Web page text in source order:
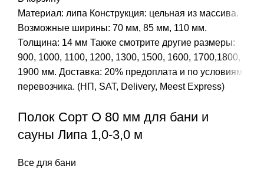
Материал: липа Конструкция: цельная из массива.
Возможные ширины: 70 мм, 85 мм, 110 мм.
Толщина: 14 мм Также смотрите другие размеры:
900, 1000, 1100, 1200, 1300, 1500, 1600, 1700,1800,
1900 мм. Доставка: 20% предоплата и по условиям
перевозчика. (НП, SAT, Delivery, Meest Express)
Полок Сорт О 80 мм для бани и
сауны Липа 1,0-3,0 м
Все для бани